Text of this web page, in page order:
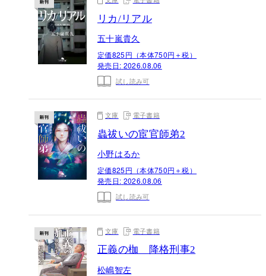
リカ/リアル
五十嵐貴久
定価825円（本体750円＋税）
発売日: 2026.08.06
試し読み可
文庫 電子書籍
蟲祓いの宦官師弟2
小野はるか
定価825円（本体750円＋税）
発売日: 2026.08.06
試し読み可
文庫 電子書籍
正義の枷 降格刑事2
松嶋智左